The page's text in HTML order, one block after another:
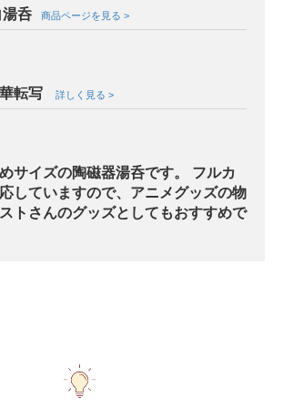
湯呑 商品ページを見る >
転写 詳しく見る >
サイズの陶磁器湯呑です。 フルカ
していますので、アニメグッズの物
トさんのグッズとしてもおすすめで